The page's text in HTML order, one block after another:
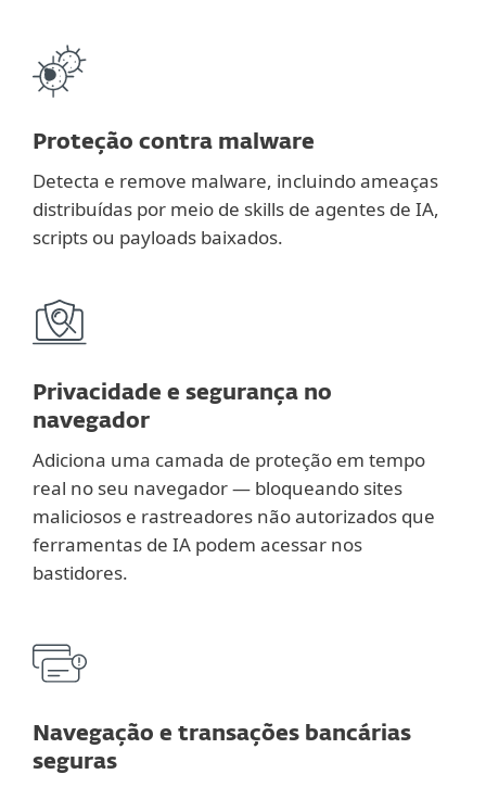
Proteção contra malware
Detecta e remove malware, incluindo ameaças
distribuídas por meio de skills de agentes de IA,
scripts ou payloads baixados.
Privacidade e segurança no
navegador
Adiciona uma camada de proteção em tempo
real no seu navegador — bloqueando sites
maliciosos e rastreadores não autorizados que
ferramentas de IA podem acessar nos
bastidores.
Navegação e transações bancárias
seguras